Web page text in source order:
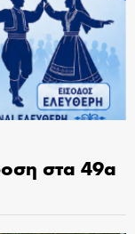
στα 49α